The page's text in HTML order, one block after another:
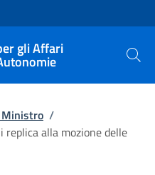
gli Affari
Cerca
/
alla mozione delle